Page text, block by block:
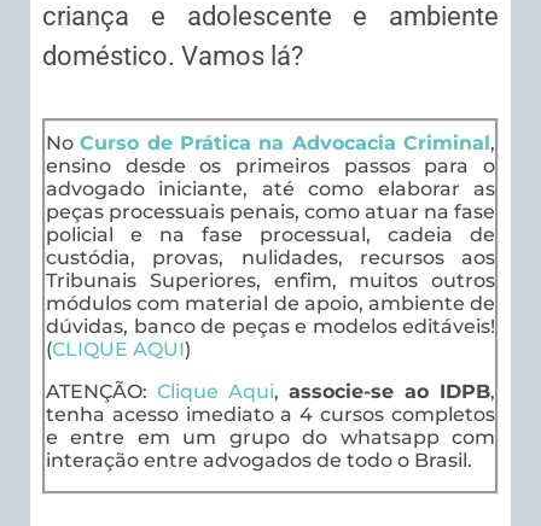
criança e adolescente e ambiente
doméstico. Vamos lá?
NoCurso de Prática na Advocacia Criminal,
ensino desde os primeiros passos para o
advogado iniciante, até como elaborar as
peças processuais penais, como atuar na fase
policial e na fase processual, cadeia de
custódia, provas, nulidades, recursos aos
Tribunais Superiores, enfim, muitos outros
módulos com material de apoio, ambiente de
dúvidas, banco de peças e modelos editáveis!
(CLIQUE AQUI)
ATENÇÃO: Clique Aqui, associe-se ao IDPB,
tenha acesso imediato a 4 cursos completos
e entre em um grupo do whatsapp com
interação entre advogados de todo o Brasil.